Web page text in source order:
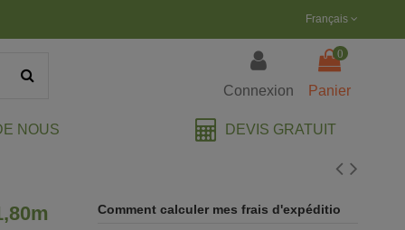
Français
Connexion
0
Panier
NOUS DEVIS GRATUIT
Comment calculer mes frais d'expéditio